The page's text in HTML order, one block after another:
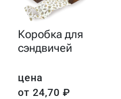
Коробка для
сэндвичей
цена
от 24,70 ₽